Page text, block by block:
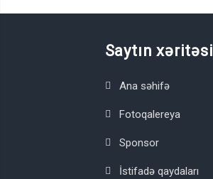
Saytın xəritəsi
Ana səhifə
Fotoqalereya
Sponsor
İstifadə qaydaları